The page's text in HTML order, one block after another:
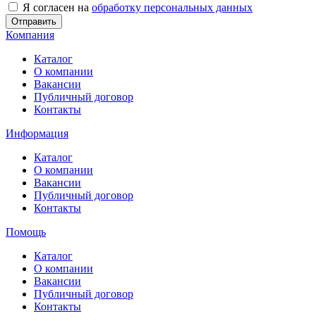
Я согласен на обработку персональных данных
Отправить
Компания
Каталог
О компании
Вакансии
Публичный договор
Контакты
Информация
Каталог
О компании
Вакансии
Публичный договор
Контакты
Помощь
Каталог
О компании
Вакансии
Публичный договор
Контакты